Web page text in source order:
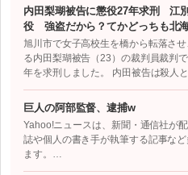
内田梨瑚被告に懲役27年求刑 江
役 強盗だから？てかどっちも北
旭川市で女子高校生を橋から転落さ
る内田梨瑚被告（23）の裁判員裁判
年を求刑しました。 内田被告は殺人
巨人の阿部監督、逮捕w
Yahoo!ニュースは、新聞・通信社が
誌や個人の書き手が執筆する記事な
ます。…